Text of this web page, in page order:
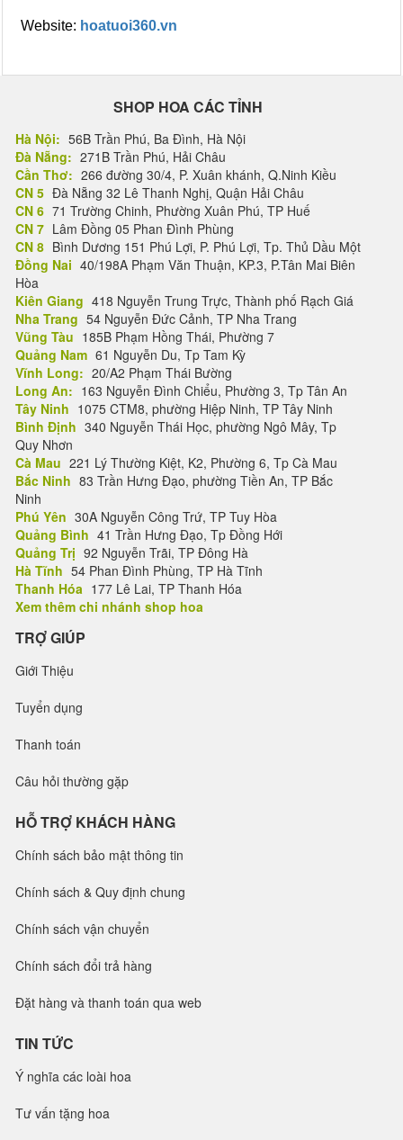
Website: hoatuoi360.vn
SHOP HOA CÁC TỈNH
Hà Nội: 56B Trần Phú, Ba Đình, Hà Nội
Đà Nẵng: 271B Trần Phú, Hải Châu
Cần Thơ: 266 đường 30/4, P. Xuân khánh, Q.Ninh Kiều
CN 5 Đà Nẵng 32 Lê Thanh Nghị, Quận Hải Châu
CN 6 71 Trường Chinh, Phường Xuân Phú, TP Huế
CN 7 Lâm Đồng 05 Phan Đình Phùng
CN 8 Bình Dương 151 Phú Lợi, P. Phú Lợi, Tp. Thủ Dầu Một
Đồng Nai 40/198A Phạm Văn Thuận, KP.3, P.Tân Mai Biên
Hòa
Kiên Giang 418 Nguyễn Trung Trực, Thành phố Rạch Giá
Nha Trang 54 Nguyễn Đức Cảnh, TP Nha Trang
Vũng Tàu 185B Phạm Hồng Thái, Phường 7
Quảng Nam 61 Nguyễn Du, Tp Tam Kỳ
Vĩnh Long: 20/A2 Phạm Thái Bường
Long An: 163 Nguyễn Đình Chiểu, Phường 3, Tp Tân An
Tây Ninh 1075 CTM8, phường Hiệp Ninh, TP Tây Ninh
Bình Định 340 Nguyễn Thái Học, phường Ngô Mây, Tp
Quy Nhơn
Cà Mau 221 Lý Thường Kiệt, K2, Phường 6, Tp Cà Mau
Bắc Ninh 83 Trần Hưng Đạo, phường Tiền An, TP Bắc
Ninh
Phú Yên 30A Nguyễn Công Trứ, TP Tuy Hòa
Quảng Bình 41 Trần Hưng Đạo, Tp Đồng Hới
Quảng Trị 92 Nguyễn Trãi, TP Đông Hà
Hà Tĩnh 54 Phan Đình Phùng, TP Hà Tĩnh
Thanh Hóa 177 Lê Lai, TP Thanh Hóa
Xem thêm chi nhánh shop hoa
TRỢ GIÚP
Giới Thiệu
Tuyển dụng
Thanh toán
Câu hỏi thường gặp
HỖ TRỢ KHÁCH HÀNG
Chính sách bảo mật thông tin
Chính sách & Quy định chung
Chính sách vận chuyển
Chính sách đổi trả hàng
Đặt hàng và thanh toán qua web
TIN TỨC
Ý nghĩa các loài hoa
Tư vấn tặng hoa